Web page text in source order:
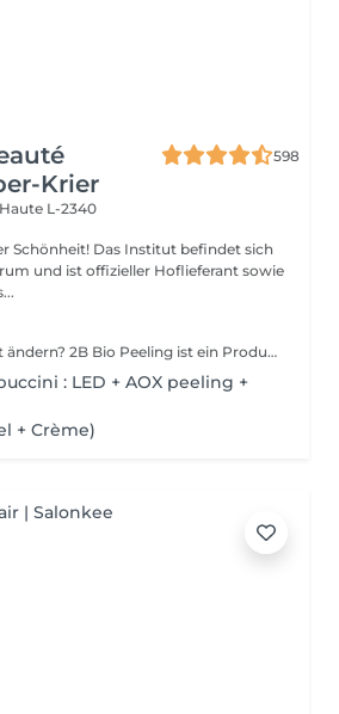
Krier
598
L-2340
Institut befindet sich
und ist offizieller Hoflieferant sowie
Möchten Sie Ihre Haut ändern? 2B Bio Peeling ist ein Produkt für die manuelle Mikrodermabrasion . Diese Methode des Abriebs der Oberfläche der Epidermis zielt darauf ab, die abgestorbenen Zellen zu beseitigen, die das Stratum Corneum bilden. Im Gegensatz zu anderen Peel-Behandlungen, die nur auf der Oberfläche wirken, löst 2B Bio Peeling den Peeling-Prozess von innen aus. Ihre Haut wird gründlich gereinigt, der Zellstoffwechsel wird reaktiviert, die vergrößerten Poren werden gestrafft und die Pigmentierung verringert. Ein schillerndes Ergebnis, das Sie sofort begeistern wird.
: LED + AOX peeling +
+ Crème)